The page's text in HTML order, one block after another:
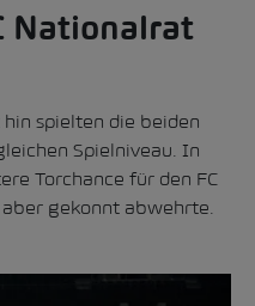
Nationalrat
spielten die beiden
Spielniveau. In
Torchance für den FC
aber gekonnt abwehrte.